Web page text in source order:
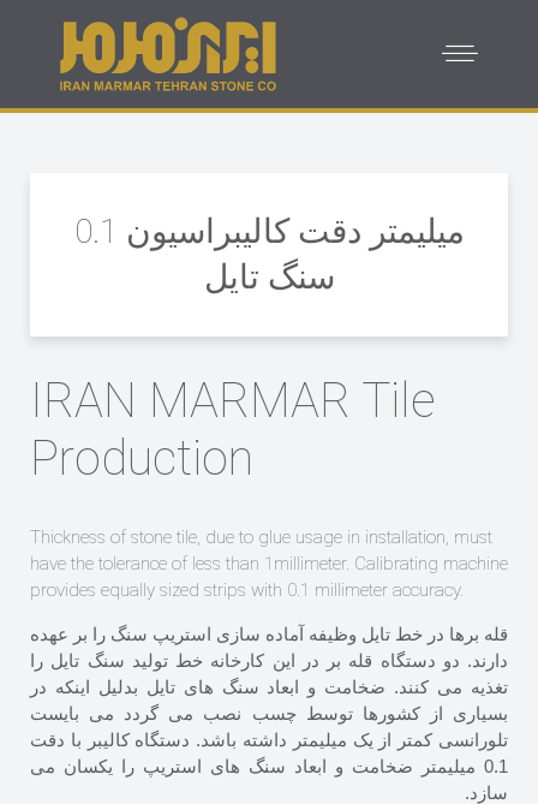
0.1 میلیمتر دقت کالیبراسیون
سنگ تایل
IRAN MARMAR Tile
Production
Thickness of stone tile, due to glue usage in installation, must
have the tolerance of less than 1millimeter. Calibrating machine
provides equally sized strips with 0.1 millimeter accuracy.
قله برها در خط تایل وظیفه آماده سازی استریپ سنگ را بر عهده
دارند. دو دستگاه قله بر در این کارخانه خط تولید سنگ تایل را
تغذیه می کنند. ضخامت و ابعاد سنگ های تایل بدلیل اینکه در
بسیاری از کشورها توسط چسب نصب می گردد می بایست
تلورانسی کمتر از یک میلیمتر داشته باشد. دستگاه کالیبر با دقت
0.1 میلیمتر ضخامت و ابعاد سنگ های استریپ را یکسان می
سازد.